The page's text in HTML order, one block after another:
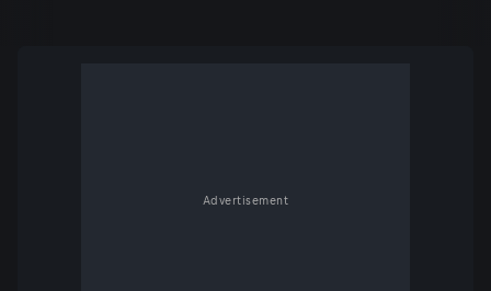
Advertisement